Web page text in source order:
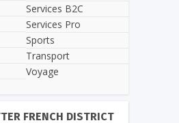
Services B2C
Services Pro
Sports
Transport
Voyage
FRENCH DISTRICT